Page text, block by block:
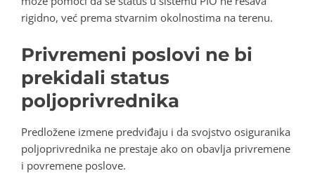
rigidno, već prema stvarnim okolnostima na terenu.
Privremeni poslovi ne bi
prekidali status
poljoprivrednika
Predložene izmene predviđaju i da svojstvo osiguranika
poljoprivrednika ne prestaje ako on obavlja privremene
i povremene poslove.